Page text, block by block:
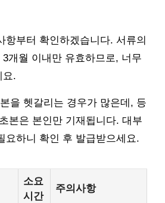
항부터 확인하겠습니다. 서류의
개월 이내만 유효하므로, 너무
요.
을 헷갈리는 경우가 많은데, 등
본은 본인만 기재됩니다. 대부
요하니 확인 후 발급받으세요.
소요
시간
주의사항